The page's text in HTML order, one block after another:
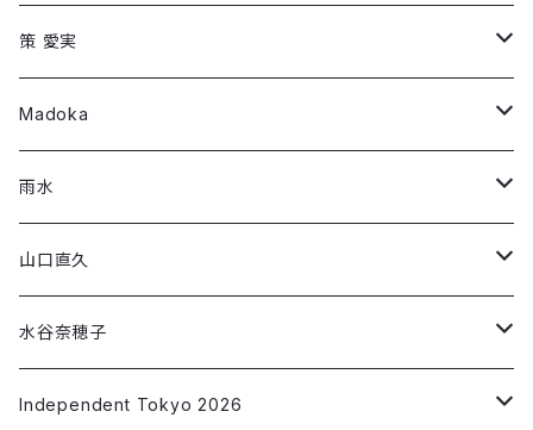
「294307500」
「Montage 」
第1弾コラボ
「ROW」
「DIG」
第2弾コラボ
「RIF」
「THREE/SEED」
第3弾コラボ
「RIF」
「SLIDER」
Long Sleeve T-shirt
第1弾コラボ
「Night face」
「午前0時に会いにいく」
第2弾コラボ
「#フラットランド」
「make up」
第3段コラボ
「移ろいゆくⅠ～Ⅵ」
「非常口」
Short Sleeve T-shirt
Long Sleeve T-shirt
第1弾コラボ
「朱 syu」
「藍 ai」
策 愛実
Long Sleeve T-shirt
Short Sleeve T-shirt
第1弾コラボ
「Jewel」
「Alone time」
第2弾コラボ
「青の星2/波を集める」
Madoka
Long Sleeve T-shirt
Short Sleeve T-shirt
第1弾コラボ
「Chocolate」
第2弾コラボ
雨水
Short Sleeve T-shirt
Long Sleeve T-shirt
第1弾コラボ
山口直久
Short Sleeve T-shirt
Long Sleeve T-shirt
水谷奈穂子
Short Sleeve T-shirt
Independent Tokyo 2026